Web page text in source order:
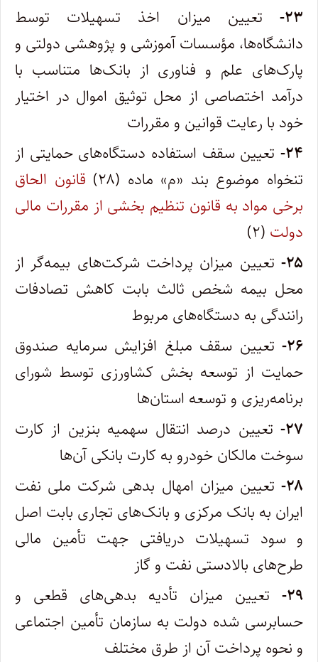
۲۳-
تعیین میزان اخذ تسهیلات توسط
دانشگاه‌ها، مؤسسات آموزشی و پژوهشی دولتی و
پارک‌های علم و فناوری از بانک‌ها متناسب با
درآمد اختصاصی از محل توثیق اموال در اختیار
خود با رعایت قوانین و مقررات
۲۴- تعیین سقف استفاده دستگاه‌های حمایتی از
تنخواه موضوع بند «م» ماده (۲۸)
قانون الحاق
برخی مواد به قانون تنظیم بخشی از مقررات مالی
دولت (۲)
۲۵- تعیین میزان پرداخت شرکت‌های بیمه‌گر از
محل بیمه شخص ثالث بابت کاهش تصادفات
رانندگی به دستگاه‌های مربوط
۲۶- تعیین سقف مبلغ افزایش سرمایه صندوق
حمایت از توسعه بخش کشاورزی توسط شورای
برنامه‌ریزی و توسعه استان‌ها
۲۷- تعیین درصد انتقال سهمیه بنزین از کارت
سوخت مالکان خودرو به کارت بانکی آن‌ها
۲۸- تعیین میزان امهال بدهی شرکت ملی نفت
ایران به بانک مرکزی و بانک‌های تجاری بابت اصل
و سود تسهیلات دریافتی جهت تأمین مالی
طرح‌های بالادستی نفت و گاز
۲۹-
تعیین میزان تأدیه بدهی‌های قطعی و
حسابرسی شده دولت به سازمان تأمین اجتماعی
و نحوه پرداخت آن از طرق مختلف